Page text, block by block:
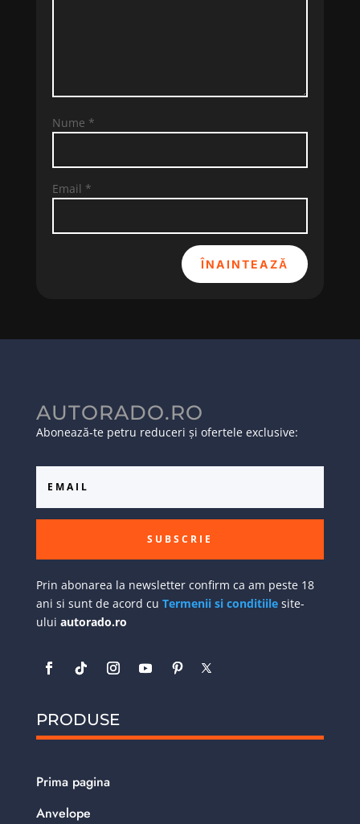
Nume *
Email *
ÎNAINTEAZĂ
AUTORADO.RO
Abonează-te petru reduceri și ofertele exclusive:
SUBSCRIE
Prin abonarea la newsletter confirm ca am peste 18
ani si sunt de acord cu Termenii si conditiilesite-
ului autorado.ro
PRODUSE
Prima pagina
Anvelope